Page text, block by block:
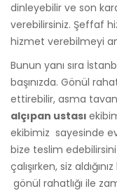
dinleyebilir ve son
verebilirsiniz. Şeffaf
hizmet verebilmeyi
Bunun yanı sıra
başınızda. Gönül
ettirebilir, asma
alçıpan ustası
ekibimiz sayesinde
bize teslim
çalışırken, siz
gönül rahatlığı ile